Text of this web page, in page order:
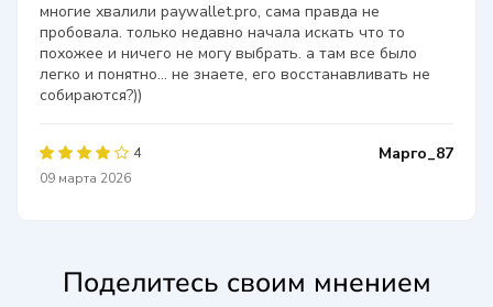
многие хвалили paywallet.pro, сама правда не
пробовала. только недавно начала искать что то
похожее и ничего не могу выбрать. а там все было
легко и понятно… не знаете, его восстанавливать не
собираются?))
4
09 марта 2026
Марго_87
Поделитесь своим мнением